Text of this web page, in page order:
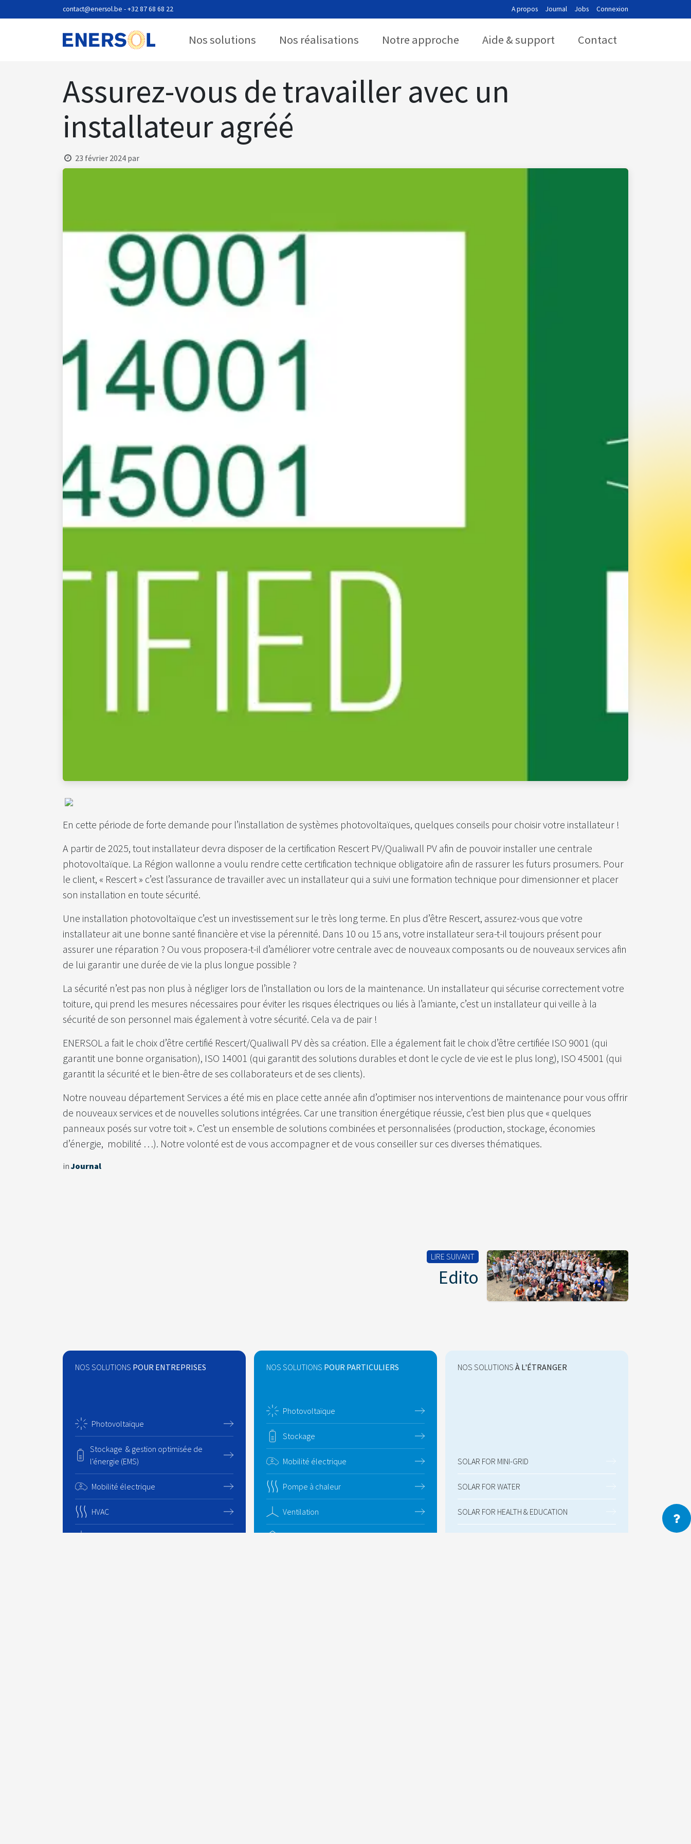
Se rendre au contenucontact@enersol.be - +32 87 68 68 22 A propos Journal Jobs Connexion
Nos solutions Nos réalisations Notre approche Aide & support Contact
Assurez-vous de travailler avec un
installateur agréé
23 février 2024 par
En cette période de forte demande pour l’installation de systèmes photovoltaïques, quelques conseils pour choisir votre installateur !
A partir de 2025, tout installateur devra disposer de la certification Rescert PV/Qualiwall PV afin de pouvoir installer une centrale
photovoltaïque. La Région wallonne a voulu rendre cette certification technique obligatoire afin de rassurer les futurs prosumers. Pour
le client, « Rescert » c’est l’assurance de travailler avec un installateur qui a suivi une formation technique pour dimensionner et placer
son installation en toute sécurité.
Une installation photovoltaïque c’est un investissement sur le très long terme. En plus d’être Rescert, assurez-vous que votre
installateur ait une bonne santé financière et vise la pérennité. Dans 10 ou 15 ans, votre installateur sera-t-il toujours présent pour
assurer une réparation ? Ou vous proposera-t-il d’améliorer votre centrale avec de nouveaux composants ou de nouveaux services afin
de lui garantir une durée de vie la plus longue possible ?
La sécurité n’est pas non plus à négliger lors de l’installation ou lors de la maintenance. Un installateur qui sécurise correctement votre
toiture, qui prend les mesures nécessaires pour éviter les risques électriques ou liés à l’amiante, c’est un installateur qui veille à la
sécurité de son personnel mais également à votre sécurité. Cela va de pair !
ENERSOL a fait le choix d’être certifié Rescert/Qualiwall PV dès sa création. Elle a également fait le choix d’être certifiée ISO 9001 (qui
garantit une bonne organisation), ISO 14001 (qui garantit des solutions durables et dont le cycle de vie est le plus long), ISO 45001 (qui
garantit la sécurité et le bien-être de ses collaborateurs et de ses clients).
Notre nouveau département Services a été mis en place cette année afin d’optimiser nos interventions de maintenance pour vous offrir
de nouveaux services et de nouvelles solutions intégrées. Car une transition énergétique réussie, c’est bien plus que « quelques
panneaux posés sur votre toit ». C’est un ensemble de solutions combinées et personnalisées (production, stockage, économies
d’énergie, mobilité …). Notre volonté est de vous accompagner et de vous conseiller sur ces diverses thématiques.
in Journal
LIRE SUIVANT
Edito
NOS SOLUTIONS POUR ENTREPRISES
Photovoltaïque
Stockage & gestion optimisée de
l'énergie (EMS)
Mobilité électrique
HVAC
NOS SOLUTIONS POUR PARTICULIERS
Photovoltaïque
Stockage
Mobilité électrique
Pompe à chaleur
Ventilation
NOS SOLUTIONS À L'ÉTRANGER
SOLAR FOR MINI-GRID
SOLAR FOR WATER
SOLAR FOR HEALTH & EDUCATION